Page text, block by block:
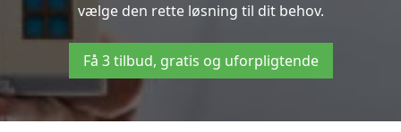
vælge den rette løsning til dit behov.
Få 3 tilbud, gratis og uforpligtende